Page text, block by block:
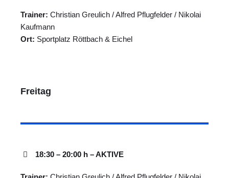
Trainer: Christian Greulich / Alfred Pflugfelder / Nikolai
Kaufmann
Ort: Sportplatz Röttbach & Eichel
Freitag
18:30 – 20:00 h – AKTIVE